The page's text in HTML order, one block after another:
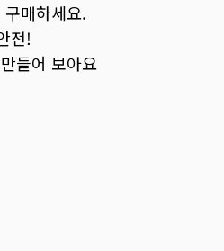
매하세요.
전!
들어 보아요